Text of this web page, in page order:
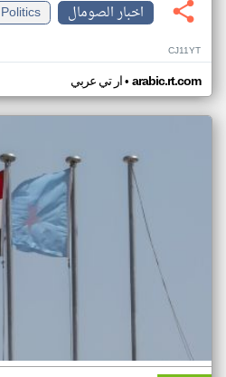
اخبار الصومال
Politics
CJ11YT
ار تي عربي• arabic.rt.com